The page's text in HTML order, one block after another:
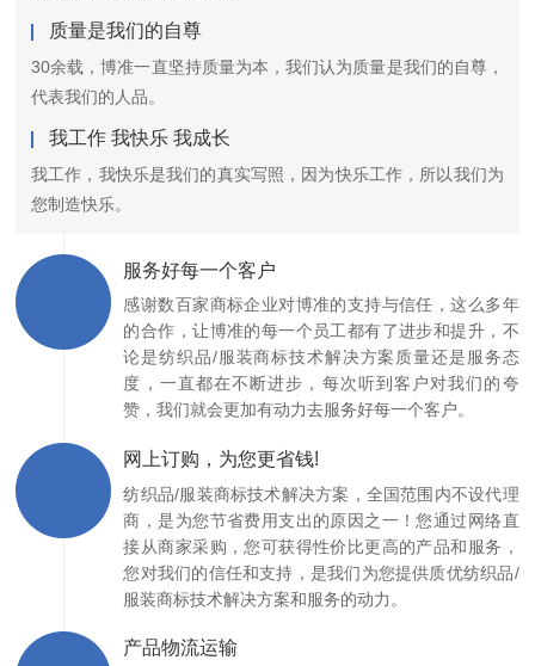
质量是我们的自尊
30余载，博准一直坚持质量为本，我们认为质量是我们的自尊，
代表我们的人品。
我工作 我快乐 我成长
我工作，我快乐是我们的真实写照，因为快乐工作，所以我们为
您制造快乐。
服务好每一个客户
感谢数百家商标企业对博准的支持与信任，这么多年
的合作，让博准的每一个员工都有了进步和提升，不
论是纺织品/服装商标技术解决方案质量还是服务态
度，一直都在不断进步，每次听到客户对我们的夸
赞，我们就会更加有动力去服务好每一个客户。
网上订购，为您更省钱!
纺织品/服装商标技术解决方案，全国范围内不设代理
商，是为您节省费用支出的原因之一！您通过网络直
接从商家采购，您可获得性价比更高的产品和服务，
您对我们的信任和支持，是我们为您提供质优纺织品/
服装商标技术解决方案和服务的动力。
产品物流运输